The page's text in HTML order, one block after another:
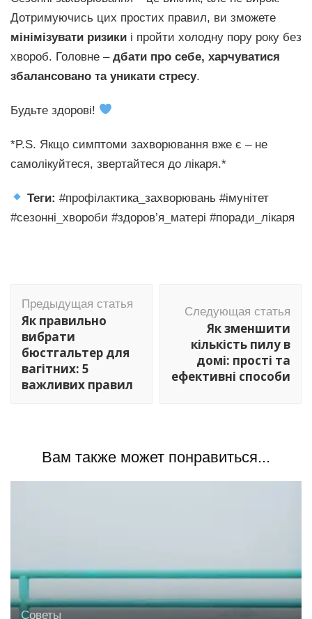
Дотримуючись цих простих правил, ви зможете
мінімізувати ризики і пройти холодну пору року без
хвороб. Головне – дбати про себе, харчуватися
збалансовано та уникати стресу.
Будьте здорові!
*P.S. Якщо симптоми захворювання вже є – не
самолікуйтеся, звертайтеся до лікаря.*
Теги: #профілактика_захворювань #імунітет
#сезонні_хвороби #здоров’я_матері #поради_лікаря
по
записям
Предыдущая статья
Як правильно
вибрати
бюстгальтер для
вагітних: 5
важливих правил
Следующая статья
Як зменшити
кількість пилу в
домі: прості та
ефективні способи
Вам также может понравиться...
Советы